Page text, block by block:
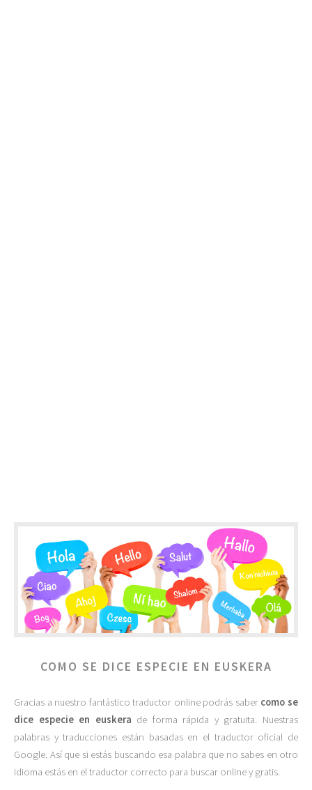
COMO SE DICE ESPECIE EN EUSKERA
Gracias a nuestro fantástico traductor online podrás saber como se
dice especie en euskera de forma rápida y gratuita. Nuestras
palabras y traducciones están basadas en el traductor oficial de
Google. Así que si estás buscando esa palabra que no sabes en otro
idioma estás en el traductor correcto para buscar online y gratis.